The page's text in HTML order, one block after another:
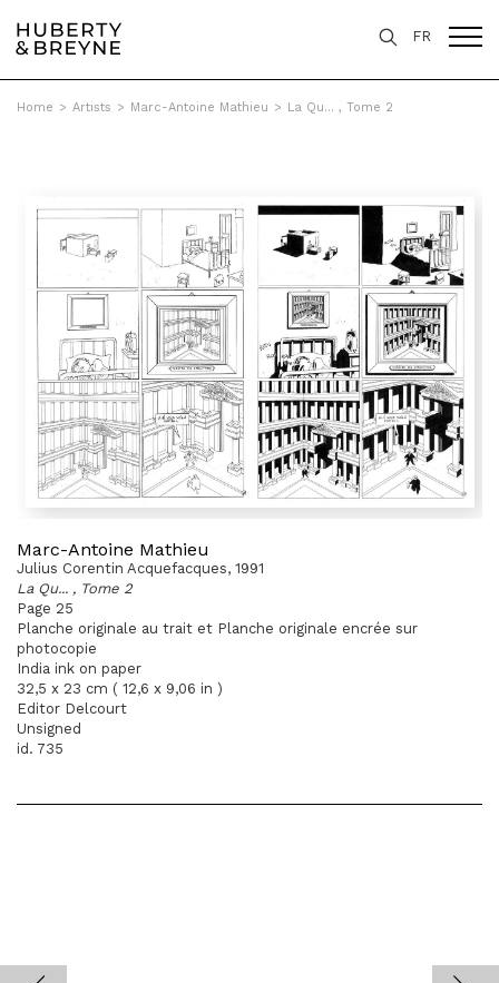
FR
Home > Artists > Marc-Antoine Mathieu > La Qu... , Tome 2
Marc-Antoine Mathieu
Julius Corentin Acquefacques, 1991
La Qu... , Tome 2
Page 25
Planche originale au trait et Planche originale encrée sur
photocopie
India ink on paper
32,5 x 23 cm ( 12,6 x 9,06 in )
Editor Delcourt
Unsigned
id. 735